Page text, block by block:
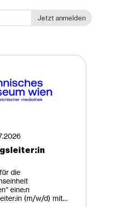
Projektmitarbeiter
Ferialjobs
Jetzt anmelden
die
eine:n
(m/w/d) mit